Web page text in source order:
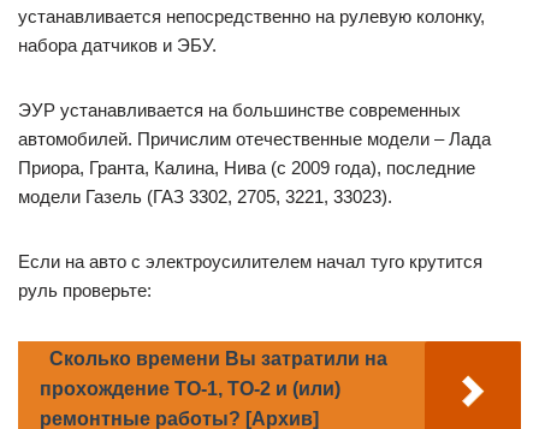
устанавливается непосредственно на рулевую колонку,
набора датчиков и ЭБУ.
ЭУР устанавливается на большинстве современных
автомобилей. Причислим отечественные модели – Лада
Приора, Гранта, Калина, Нива (с 2009 года), последние
модели Газель (ГАЗ 3302, 2705, 3221, 33023).
Если на авто с электроусилителем начал туго крутится
руль проверьте:
Сколько времени Вы затратили на
прохождение ТО-1, ТО-2 и (или)
ремонтные работы? [Архив]